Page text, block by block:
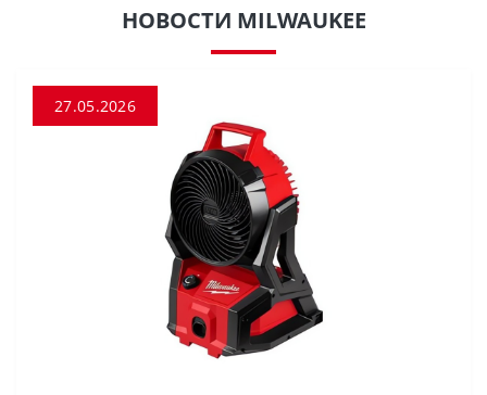
НОВОСТИ MILWAUKEE
27.05.2026